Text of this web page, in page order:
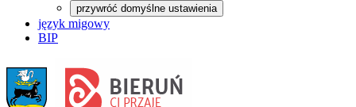
przywróć domyślne ustawienia
język migowy
BIP